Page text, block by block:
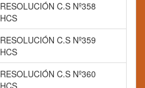
RESOLUCIÓN C.S Nº358
HCS
RESOLUCIÓN C.S Nº359
HCS
RESOLUCIÓN C.S Nº360
HCS